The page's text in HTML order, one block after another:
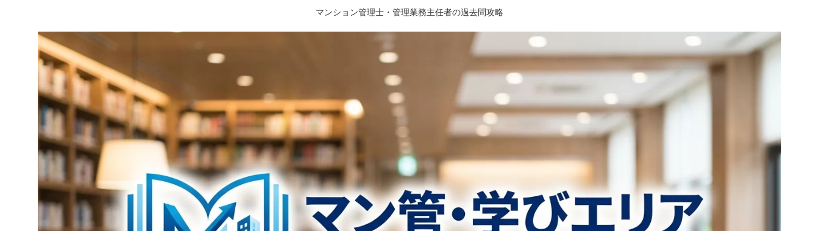
マンション管理士・管理業務主任者の過去問攻略